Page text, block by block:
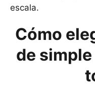
escala.
Cómo
de